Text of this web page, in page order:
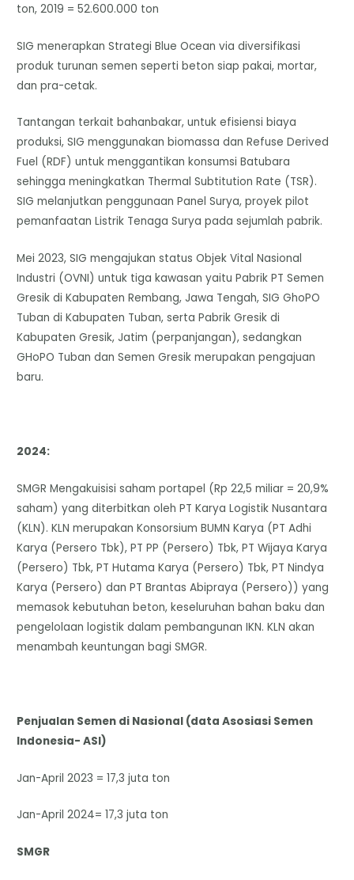
ton, 2019 = 52.600.000 ton
SIG menerapkan Strategi Blue Ocean via diversifikasi
produk turunan semen seperti beton siap pakai, mortar,
dan pra-cetak.
Tantangan terkait bahanbakar, untuk efisiensi biaya
produksi, SIG menggunakan biomassa dan Refuse Derived
Fuel (RDF) untuk menggantikan konsumsi Batubara
sehingga meningkatkan Thermal Subtitution Rate (TSR).
SIG melanjutkan penggunaan Panel Surya, proyek pilot
pemanfaatan Listrik Tenaga Surya pada sejumlah pabrik.
Mei 2023, SIG mengajukan status Objek Vital Nasional
Industri (OVNI) untuk tiga kawasan yaitu Pabrik PT Semen
Gresik di Kabupaten Rembang, Jawa Tengah, SIG GhoPO
Tuban di Kabupaten Tuban, serta Pabrik Gresik di
Kabupaten Gresik, Jatim (perpanjangan), sedangkan
GHoPO Tuban dan Semen Gresik merupakan pengajuan
baru.
2024:
SMGR Mengakuisisi saham portapel (Rp 22,5 miliar = 20,9%
saham) yang diterbitkan oleh PT Karya Logistik Nusantara
(KLN). KLN merupakan Konsorsium BUMN Karya (PT Adhi
Karya (Persero Tbk), PT PP (Persero) Tbk, PT Wijaya Karya
(Persero) Tbk, PT Hutama Karya (Persero) Tbk, PT Nindya
Karya (Persero) dan PT Brantas Abipraya (Persero)) yang
memasok kebutuhan beton, keseluruhan bahan baku dan
pengelolaan logistik dalam pembangunan IKN. KLN akan
menambah keuntungan bagi SMGR.
Penjualan Semen di Nasional (data Asosiasi Semen
Indonesia- ASI)
Jan-April 2023 = 17,3 juta ton
Jan-April 2024= 17,3 juta ton
SMGR